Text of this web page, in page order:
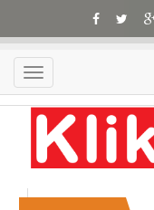
main
content
Toggle
navigation